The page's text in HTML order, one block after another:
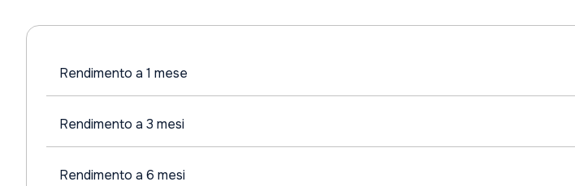
Rendimento a 1 mese
Rendimento a 3 mesi
Rendimento a 6 mesi